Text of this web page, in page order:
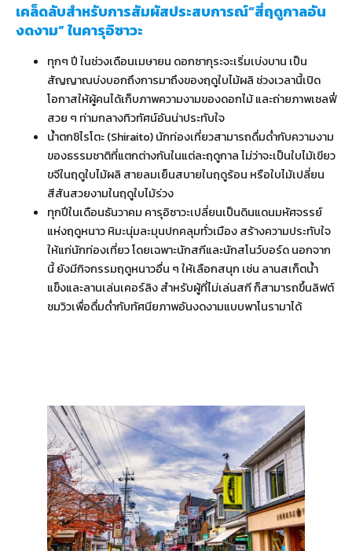
เคล็ดลับสำหรับการสัมผัสประสบการณ์“สี่ฤดูกาลอัน
งดงาม” ในคารุอิซาวะ
ทุกๆ ปี ในช่วงเดือนเมษายน ดอกซากุระจะเริ่มเบ่งบาน เป็น
สัญญาณบ่งบอกถึงการมาถึงของฤดูใบไม้ผลิ ช่วงเวลานี้เปิด
โอกาสให้ผู้คนได้เก็บภาพความงามของดอกไม้ และถ่ายภาพเซลฟี่
สวย ๆ ท่ามกลางทิวทัศน์อันน่าประทับใจ
น้ำตกชิไรโตะ (Shiraito) นักท่องเที่ยวสามารถดื่มด่ำกับความงาม
ของธรรมชาติที่แตกต่างกันในแต่ละฤดูกาล ไม่ว่าจะเป็นใบไม้เขียว
ขจีในฤดูใบไม้ผลิ สายลมเย็นสบายในฤดูร้อน หรือใบไม้เปลี่ยน
สีสันสวยงามในฤดูใบไม้ร่วง
ทุกปีในเดือนธันวาคม คารุอิซาวะเปลี่ยนเป็นดินแดนมหัศจรรย์
แห่งฤดูหนาว หิมะนุ่มละมุนปกคลุมทั่วเมือง สร้างความประทับใจ
ให้แก่นักท่องเที่ยว โดยเฉพาะนักสกีและนักสโนว์บอร์ด นอกจาก
นี้ ยังมีกิจกรรมฤดูหนาวอื่น ๆ ให้เลือกสนุก เช่น ลานสเก็ตน้ำ
แข็งและลานเล่นเคอร์ลิง สำหรับผู้ที่ไม่เล่นสกี ก็สามารถขึ้นลิฟต์
ชมวิวเพื่อดื่มด่ำกับทัศนียภาพอันงดงามแบบพาโนรามาได้